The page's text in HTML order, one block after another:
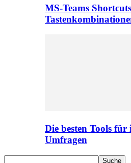
MS-Teams
Die besten Tools
Umfragen